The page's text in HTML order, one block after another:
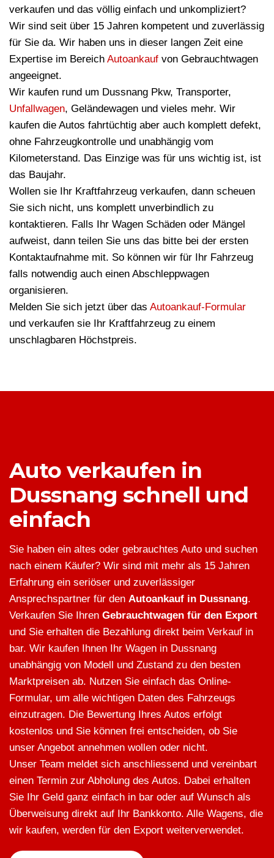
verkaufen und das völlig einfach und unkompliziert?
Wir sind seit über 15 Jahren kompetent und zuverlässig
für Sie da. Wir haben uns in dieser langen Zeit eine
Expertise im Bereich Autoankauf von Gebrauchtwagen
angeeignet.
Wir kaufen rund um Dussnang Pkw, Transporter,
Unfallwagen, Geländewagen und vieles mehr. Wir
kaufen die Autos fahrtüchtig aber auch komplett defekt,
ohne Fahrzeugkontrolle und unabhängig vom
Kilometerstand. Das Einzige was für uns wichtig ist, ist
das Baujahr.
Wollen sie Ihr Kraftfahrzeug verkaufen, dann scheuen
Sie sich nicht, uns komplett unverbindlich zu
kontaktieren. Falls Ihr Wagen Schäden oder Mängel
aufweist, dann teilen Sie uns das bitte bei der ersten
Kontaktaufnahme mit. So können wir für Ihr Fahrzeug
falls notwendig auch einen Abschleppwagen
organisieren.
Melden Sie sich jetzt über das Autoankauf-Formular
und verkaufen sie Ihr Kraftfahrzeug zu einem
unschlagbaren Höchstpreis.
Auto verkaufen in
Dussnang schnell und
einfach
Sie haben ein altes oder gebrauchtes Auto und suchen
nach einem Käufer? Wir sind mit mehr als 15 Jahren
Erfahrung ein seriöser und zuverlässiger
Ansprechspartner für den Autoankauf in Dussnang.
Verkaufen Sie Ihren Gebrauchtwagen für den Export
und Sie erhalten die Bezahlung direkt beim Verkauf in
bar. Wir kaufen Ihnen Ihr Wagen in Dussnang
unabhängig von Modell und Zustand zu den besten
Marktpreisen ab. Nutzen Sie einfach das Online-
Formular, um alle wichtigen Daten des Fahrzeugs
einzutragen. Die Bewertung Ihres Autos erfolgt
kostenlos und Sie können frei entscheiden, ob Sie
unser Angebot annehmen wollen oder nicht.
Unser Team meldet sich anschliessend und vereinbart
einen Termin zur Abholung des Autos. Dabei erhalten
Sie Ihr Geld ganz einfach in bar oder auf Wunsch als
Überweisung direkt auf Ihr Bankkonto. Alle Wagens, die
wir kaufen, werden für den Export weiterverwendet.